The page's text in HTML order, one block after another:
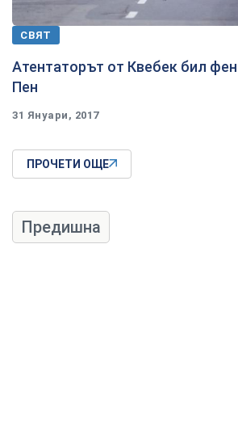
СВЯТ
​Атентаторът от Квебек бил
Пен
31 Януари, 2017
ПРОЧЕТИ ОЩЕ
Предишна